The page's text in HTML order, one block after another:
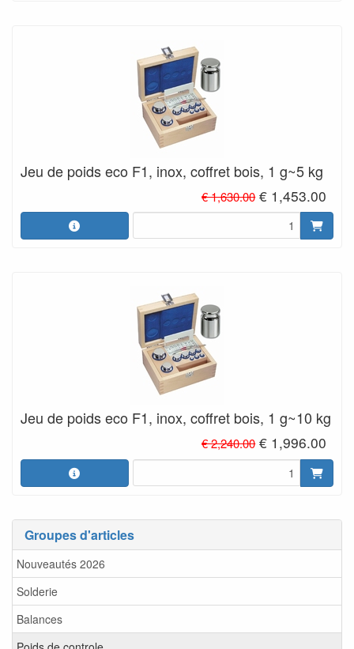
Groupes d'articles
Nouveautés 2026
Solderie
Balances
Jeu de poids eco F1, inox, coffret bois, 1 g~5 kg
€ 1,630.00 € 1,453.00
Jeu de poids eco F1, inox, coffret bois, 1 g~10 kg
€ 2,240.00 € 1,996.00